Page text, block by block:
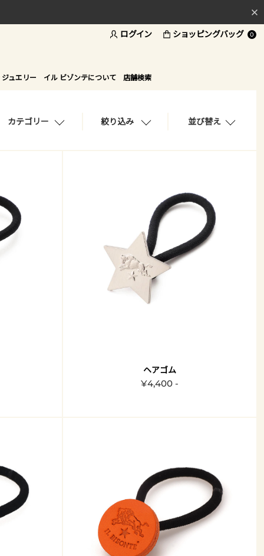
ログイン ショッピングバッグ 0
ュエリー イル ビゾンテについて 店舗検索
カテゴリー 絞り込み 並び替え
ヘアゴム
¥4,400 -